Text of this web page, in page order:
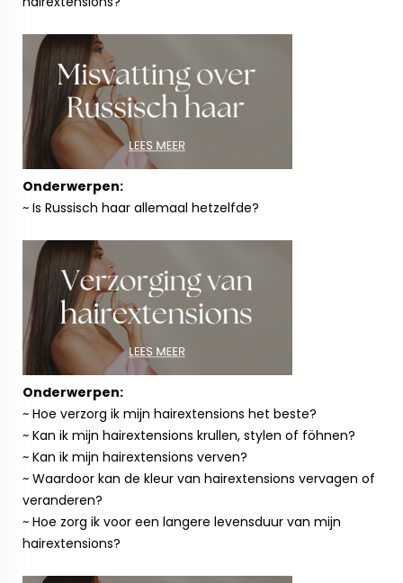
Onderwerpen:
~ Is Russisch haar allemaal hetzelfde?
Onderwerpen:
~ Hoe verzorg ik mijn hairextensions het beste?
~ Kan ik mijn hairextensions krullen, stylen of föhnen?
~ Kan ik mijn hairextensions verven?
~ Waardoor kan de kleur van hairextensions vervagen of
veranderen?
~ Hoe zorg ik voor een langere levensduur van mijn
hairextensions?